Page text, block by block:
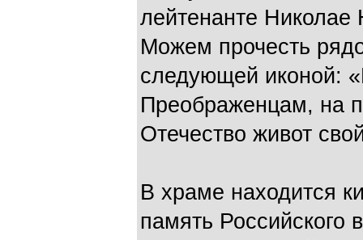
лейтенанте Николае
Можем прочесть
следующей иконой:
Преображенцам, на
Отечество живот
В храме находится
память Российского